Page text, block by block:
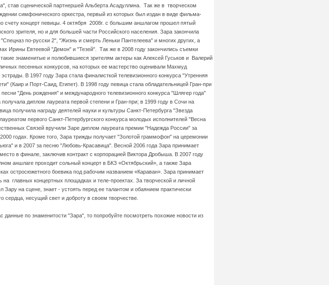
став сценической партнершей Альберта Асадуллина. Так же в творческом
симфонического оркестра, первый из которых был издан в виде фильма-
концерт певицы. 4 октября 2008г. с большим аншлагом прошел пятый
зрителя, но и для большей части Российского населения. Зара закончила
по-русски 2", "Жизнь и смерть Леньки Пантелеева" и многих других, а
Ирины Евтеевой "Демон" и "Тезей". Так же в 2008 году закончились съемки
знаменитые и полюбившиеся зрителям актеры как Алексей Гуськов и Валерий
песенных конкурсов, на которых ее мастерство оценивали Махмуд
В 1997 году Зара стала финалисткой телевизионного конкурса "Утренняя
(Каир и Порт-Саид, Египет). В 1998 году певица стала обладательницей Гран-при
"День рождения" и международного телевизионного конкурса "Шлягер года"
диплом лауреата первой степени и Гран-при; в 1999 году в Сочи на
получила награду деятелей науки и культуры Санкт-Петербурга "Звезда
первого Санкт-Петербургского конкурса молодых исполнителей "Весна
Связей вручили Заре диплом лауреата премии "Надежда России" за
годах. Кроме того, Зара трижды получает "Золотой граммофон" на церемонии
и в 2007 за песню "Любовь-Красавица". Весной 2006 года Зара принимает
в финале, заключив контракт с корпорацией Виктора Дробыша. В 2007 году
аншлаге проходит сольный концерт в БКЗ «Октябрьский», а также Зара
остросюжетного боевика под рабочим названием «Караван». Зара принимает
главных концертных площадках и теле-проектах. За творческой и личной
на сцене, знает - устоять перед ее талантом и обаянием практически
сердца, несущий свет и доброту в своем творчестве.
по знаменитости "Зара", то попробуйте посмотреть похожие новости из